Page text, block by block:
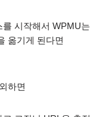
시작해서 WPMU는
옮기게 된다면
하면